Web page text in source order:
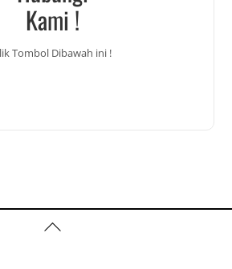
Kami !
Tombol Dibawah ini !
Back
To